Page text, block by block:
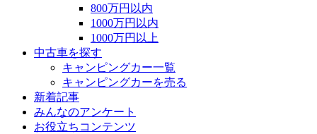
800万円以内
1000万円以内
1000万円以上
中古車を探す
キャンピングカー一覧
キャンピングカーを売る
新着記事
みんなのアンケート
お役立ちコンテンツ